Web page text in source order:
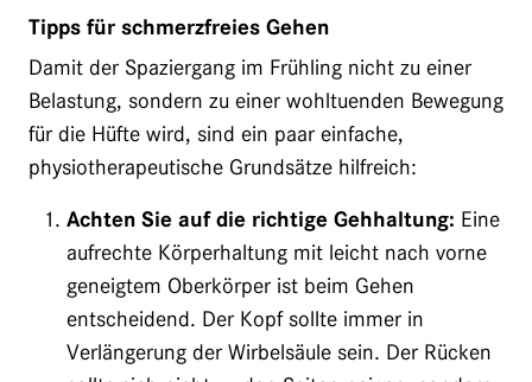
Tipps für schmerzfreies Gehen
Damit der Spaziergang im Frühling nicht zu einer
Belastung, sondern zu einer wohltuenden Bewegung
für die Hüfte wird, sind ein paar einfache,
physiotherapeutische Grundsätze hilfreich:
Achten Sie auf die richtige Gehhaltung: Eine
aufrechte Körperhaltung mit leicht nach vorne
geneigtem Oberkörper ist beim Gehen
entscheidend. Der Kopf sollte immer in
Verlängerung der Wirbelsäule sein. Der Rücken